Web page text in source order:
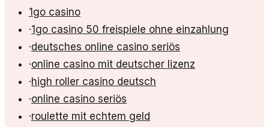
1go casino
·1go casino 50 freispiele ohne einzahlung
·deutsches online casino seriös
·online casino mit deutscher lizenz
·high roller casino deutsch
·online casino seriös
·roulette mit echtem geld